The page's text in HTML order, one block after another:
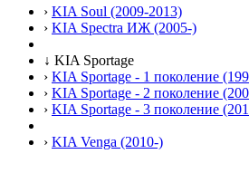
› KIA Soul (2009-2013)
› KIA Spectra ИЖ (2005-)
↓ KIA Sportage
› KIA Sportage - 1 поколение
› KIA Sportage - 2 поколение
› KIA Sportage - 3 поколение
› KIA Venga (2010-)